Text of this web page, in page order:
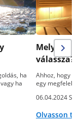
ha
ha
Melyik
válassza?
Ahhoz, hogy
egy megfelelő
06.04.2024
Olvasson